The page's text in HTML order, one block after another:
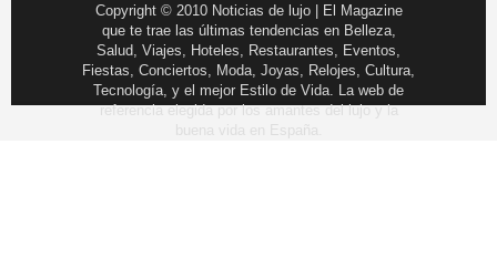
Copyright © 2010 Noticias de lujo | El Magazine
que te trae las últimas tendencias en Belleza,
Salud, Viajes, Hoteles, Restaurantes, Eventos,
Fiestas, Conciertos, Moda, Joyas, Relojes, Cultura,
Tecnología, y el mejor Estilo de Vida. La web de
referencia elegida por los amantes del lujo y la